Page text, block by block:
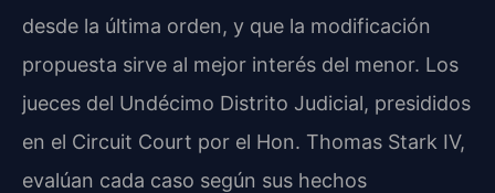
desde la última orden, y que la modificación
propuesta sirve al mejor interés del menor. Los
jueces del Undécimo Distrito Judicial, presididos
en el Circuit Court por el Hon. Thomas Stark IV,
evalúan cada caso según sus hechos